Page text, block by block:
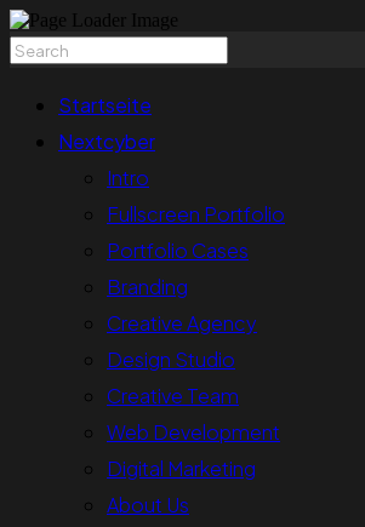
Startseite
Nextcyber
Intro
Fullscreen Portfolio
Portfolio Cases
Branding
Creative Agency
Design Studio
Creative Team
Web Development
Digital Marketing
About Us